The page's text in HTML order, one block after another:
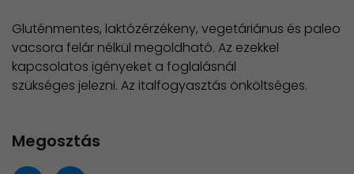
Gluténmentes, laktózérzékeny, vegetáriánus és paleo
vacsora felár nélkül megoldható. Az ezekkel
kapcsolatos igényeket a foglalásnál
szükséges jelezni. Az italfogyasztás önköltséges.
Megosztás